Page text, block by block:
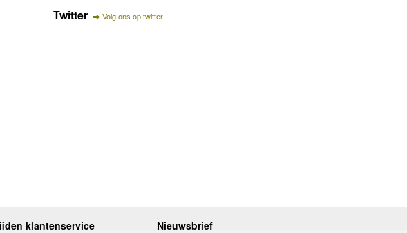
Twitter Volg ons op twitter
klantenservice Nieuwsbrief